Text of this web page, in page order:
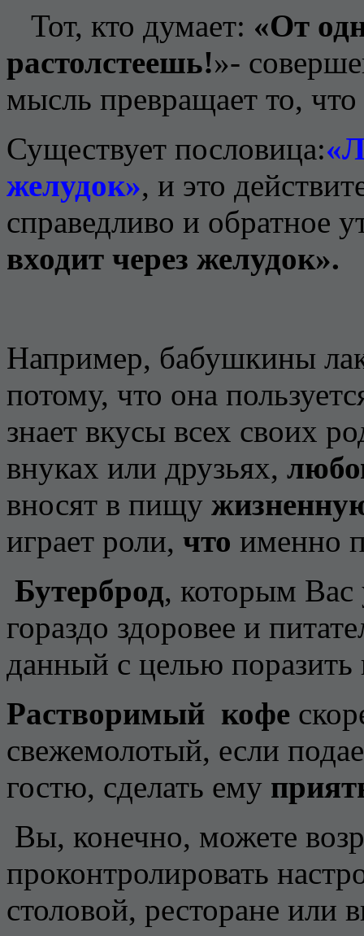
Тот, кто думает: «От
растолстеешь!»-
мысль превращает то,
Существует пословица:
желудок», и это
справедливо и обратное
входит через желудок».
Например, бабушкины
потому, что она
знает вкусы всех своих
внуках или друзьях,
вносят в пищу
играет роли, что именно
Бутерброд, которым Вас
гораздо здоровее и
данный с целью
Растворимый кофе
свежемолотый, если
гостю, сделать ему
Вы, конечно, можете
проконтролировать
столовой, ресторане или